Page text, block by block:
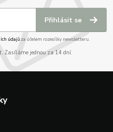
Přihlásit se
údajůza účelem rozesílky newsletteru.
Zasíláme jednou za 14 dní.